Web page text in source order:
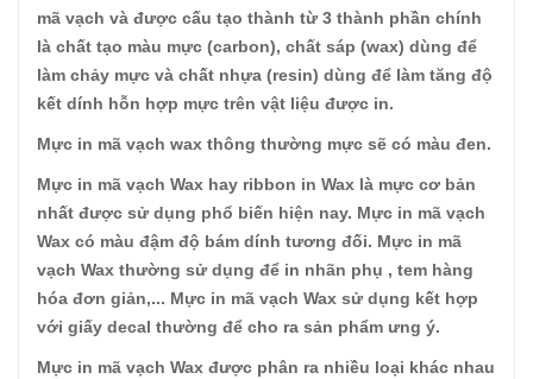
mã vạch và được cấu tạo thành từ 3 thành phần chính
là chất tạo màu mực (carbon), chất sáp (wax) dùng để
làm chảy mực và chất nhựa (resin) dùng để làm tăng độ
kết dính hỗn hợp mực trên vật liệu được in.
Mực in mã vạch wax thông thường mực sẽ có màu đen.
Mực in mã vạch Wax hay ribbon in Wax là mực cơ bản
nhất được sử dụng phổ biến hiện nay. Mực in mã vạch
Wax có màu đậm độ bám dính tương đối. Mực in mã
vạch Wax thường sử dụng để in nhãn phụ , tem hàng
hóa đơn giản,... Mực in mã vạch Wax sử dụng kết hợp
với giấy decal thường để cho ra sản phẩm ưng ý.
Mực in mã vạch Wax được phân ra nhiều loại khác nhau